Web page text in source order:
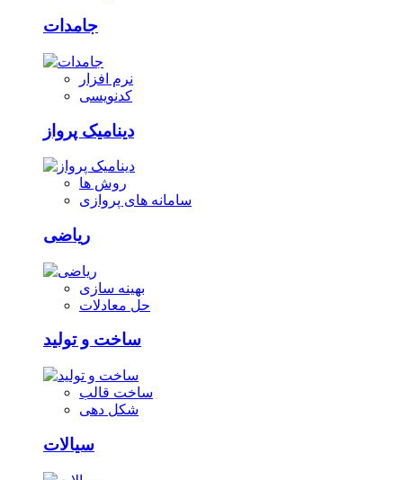
جامدات
نرم افزار
کدنویسی
دینامیک پرواز
روش ها
سامانه های پروازی
ریاضی
بهینه سازی
حل معادلات
ساخت و تولید
ساخت قالب
شکل دهی
سیالات